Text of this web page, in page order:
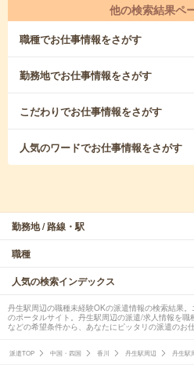
他の検索結果ペ
職種でお仕事情報をさがす
勤務地でお仕事情報をさがす
こだわりでお仕事情報をさがす
人気のワードでお仕事情報をさがす
勤務地 / 路線・駅
職種
人気の検索インデックス
丹生駅周辺の職種未経験OKの派遣情報の検索結果
のポータルサイト。丹生駅周辺の派遣/求人情報を
などの希望条件から、あなたにピッタリの派遣のお
派遣TOP 中国・四国 香川 丹生駅周辺 丹生駅